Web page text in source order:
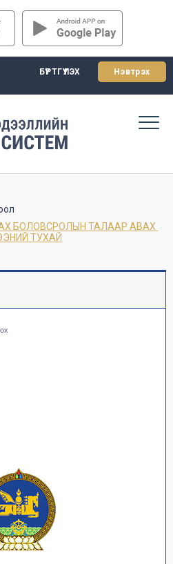
БҮРТГҮҮЛЭХ Нэвтрэх
БОЛОВСРОЛЫН ТАЛААР АВАХ
ТУХАЙ